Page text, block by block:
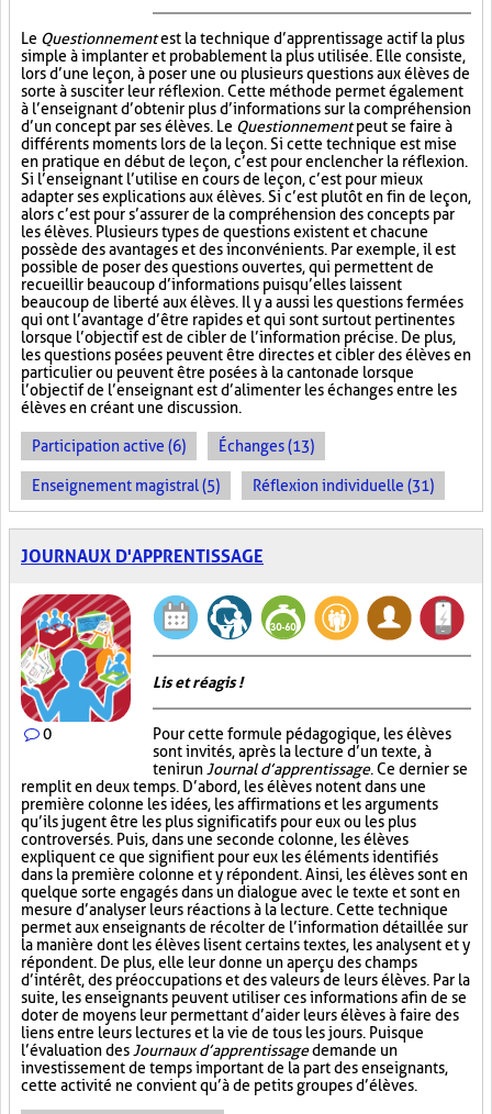
Le Questionnementest la technique d’apprentissage actif la plus
simple à implanter et probablement la plus utilisée. Elle consiste,
lors d’une leçon, à poser une ou plusieurs questions aux élèves de
sorte à susciter leur réflexion. Cette méthode permet également
à l’enseignant d’obtenir plus d’informations sur la compréhension
d’un concept par ses élèves. Le Questionnementpeut se faire à
différents moments lors de la leçon. Si cette technique est mise
en pratique en début de leçon, c’est pour enclencher la réflexion.
Si l’enseignant l’utilise en cours de leçon, c’est pour mieux
adapter ses explications aux élèves. Si c’est plutôt en fin de leçon,
alors c’est pour s’assurer de la compréhension des concepts par
les élèves. Plusieurs types de questions existent et chacune
possède des avantages et des inconvénients. Par exemple, il est
possible de poser des questions ouvertes, qui permettent de
recueillir beaucoup d’informations puisqu’elles laissent
beaucoup de liberté aux élèves. Il y a aussi les questions fermées
qui ont l’avantage d’être rapides et qui sont surtout pertinentes
lorsque l’objectif est de cibler de l’information précise. De plus,
les questions posées peuvent être directes et cibler des élèves en
particulier ou peuvent être posées à la cantonade lorsque
l’objectif de l’enseignant est d’alimenter les échanges entre les
élèves en créant une discussion.
Participation active (6) Échanges (13)
Enseignement magistral (5) Réflexion individuelle (31)
JOURNAUX D'APPRENTISSAGE
0
Lis et réagis !
Pour cette formule pédagogique, les élèves
sont invités, après la lecture d’un texte, à
tenir un Journal d’apprentissage. Ce dernier se
remplit en deux temps. D’abord, les élèves notent dans une
première colonne les idées, les affirmations et les arguments
qu’ils jugent être les plus significatifs pour eux ou les plus
controversés. Puis, dans une seconde colonne, les élèves
expliquent ce que signifient pour eux les éléments identifiés
dans la première colonne et y répondent. Ainsi, les élèves sont en
quelque sorte engagés dans un dialogue avec le texte et sont en
mesure d’analyser leurs réactions à la lecture. Cette technique
permet aux enseignants de récolter de l’information détaillée sur
la manière dont les élèves lisent certains textes, les analysent et y
répondent. De plus, elle leur donne un aperçu des champs
d’intérêt, des préoccupations et des valeurs de leurs élèves. Par la
suite, les enseignants peuvent utiliser ces informations afin de se
doter de moyens leur permettant d’aider leurs élèves à faire des
liens entre leurs lectures et la vie de tous les jours. Puisque
l’évaluation des Journaux d’apprentissagedemande un
investissement de temps important de la part des enseignants,
cette activité ne convient qu’à de petits groupes d’élèves.